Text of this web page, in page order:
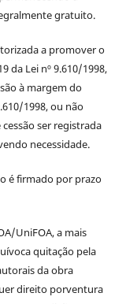
gratuito.
a promover o
da Lei nº 9.610/1998,
à margem do
1998, ou não
ser registrada
necessidade.
é firmado por prazo
UniFOA, a mais
quitação pela
da obra
direito porventura